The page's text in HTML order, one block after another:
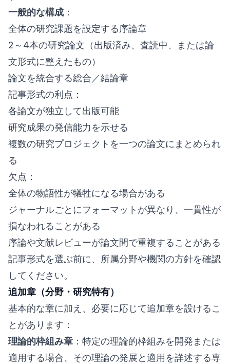
一般的な構成 ：
全体の研究課題を設定する序論章
2～4本の研究論文（出版済み、査読中、または論
文形式に整えたもの）
論文を統合する総合／結論章
記事形式の利点：
各論文が独立して出版可能
研究成果の発信能力を示せる
複数の研究プロジェクトを一つの論文にまとめられ
る
欠点：
全体の物語性が犠牲になる場合がある
ジャーナルごとにフォーマットが異なり、一貫性が
損なわれることがある
序論や文献レビューが論文間で重複することがある
記事形式を選ぶ前に、所属分野や機関の方針を確認
してください。
追加章（分野・研究特有）
基本的な章に加え、必要に応じて追加章を設けるこ
とがあります：
理論的枠組み章 ：特定の理論的枠組みを開発または
適用する場合、その理論の発展と適用を詳述する専